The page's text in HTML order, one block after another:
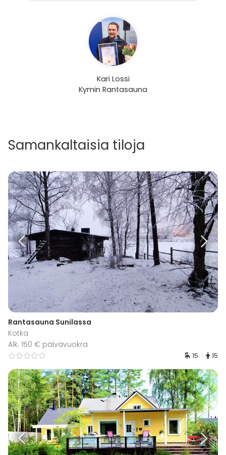
Kari Lossi
Kymin Rantasauna
Samankaltaisia tiloja
Rantasauna Sunilassa
Kotka
Alk. 150 € päivävuokra
15 15